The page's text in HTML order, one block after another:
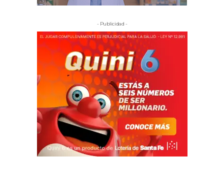
- Publicidad -